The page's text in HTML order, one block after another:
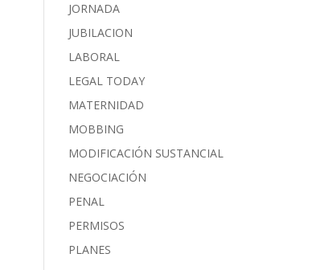
JORNADA
JUBILACION
LABORAL
LEGAL TODAY
MATERNIDAD
MOBBING
MODIFICACIÓN SUSTANCIAL
NEGOCIACIÓN
PENAL
PERMISOS
PLANES